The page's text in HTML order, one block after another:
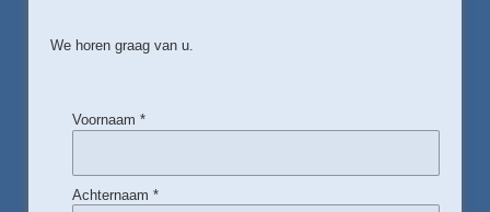
We horen graag van u.
Voornaam *
Achternaam *